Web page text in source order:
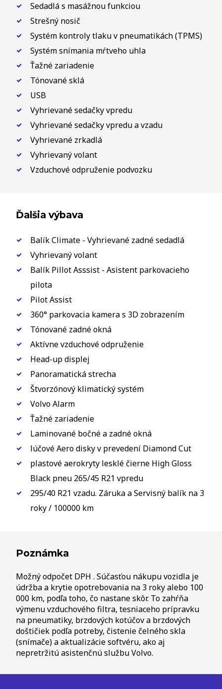
Sedadlá s masážnou funkciou
Strešný nosič
Systém kontroly tlaku v pneumatikách (TPMS)
Systém snímania mŕtveho uhla
Ťažné zariadenie
Tónované sklá
USB
Vyhrievané sedačky vpredu
Vyhrievané sedačky vpredu a vzadu
Vyhrievané zrkadlá
Vyhrievaný volant
Vzduchové odpruženie podvozku
Ďalšia výbava
Balík Climate - Vyhrievané zadné sedadlá
Vyhrievaný volant
Balík Pillot Asssist - Asistent parkovacieho
pilota
Pilot Assist
360° parkovacia kamera s 3D zobrazením
Tónované zadné okná
Aktívne vzduchové odpruženie
Head-up displej
Panoramatická strecha
Štvorzónový klimatický systém
Volvo Alarm
Ťažné zariadenie
Laminované bočné a zadné okná
lúčové Aero disky v prevedení Diamond Cut
plastové aerokryty lesklé čierne High Gloss
Black pneu 265/45 R21 vpredu
295/40 R21 vzadu. Záruka a Servisný balík na 3
roky / 100000 km
Poznámka
Možný odpočet DPH . Súčasťou nákupu vozidla je
údržba a krytie opotrebovania na 3 roky alebo 100
000 km, podľa toho, čo nastane skôr. To zahŕňa
výmenu vzduchového filtra, tesniaceho prípravku
na pneumatiky, brzdových kotúčov a brzdových
doštičiek podľa potreby, čistenie čelného skla
(snímače) a aktualizácie softvéru, ako aj
nepretržitú asistenčnú službu Volvo.